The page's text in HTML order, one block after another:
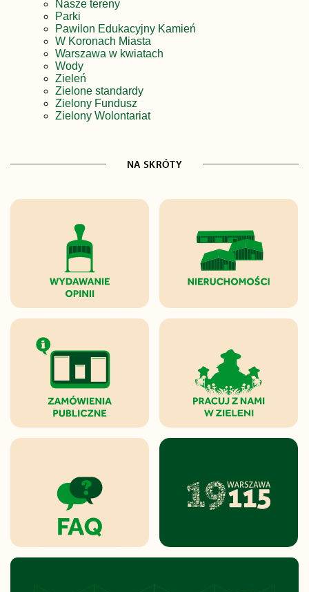
Nasze tereny
Parki
Pawilon Edukacyjny Kamień
W Koronach Miasta
Warszawa w kwiatach
Wody
Zieleń
Zielone standardy
Zielony Fundusz
Zielony Wolontariat
NA SKRÓTY